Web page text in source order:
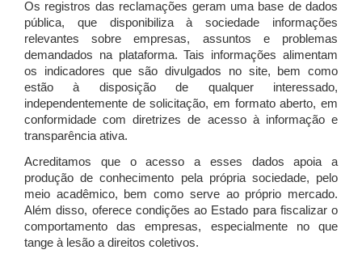
Os registros das reclamações geram uma base de dados
pública, que disponibiliza à sociedade informações
relevantes sobre empresas, assuntos e problemas
demandados na plataforma. Tais informações alimentam
os indicadores que são divulgados no site, bem como
estão à disposição de qualquer interessado,
independentemente de solicitação, em formato aberto, em
conformidade com diretrizes de acesso à informação e
transparência ativa.
Acreditamos que o acesso a esses dados apoia a
produção de conhecimento pela própria sociedade, pelo
meio acadêmico, bem como serve ao próprio mercado.
Além disso, oferece condições ao Estado para fiscalizar o
comportamento das empresas, especialmente no que
tange à lesão a direitos coletivos.